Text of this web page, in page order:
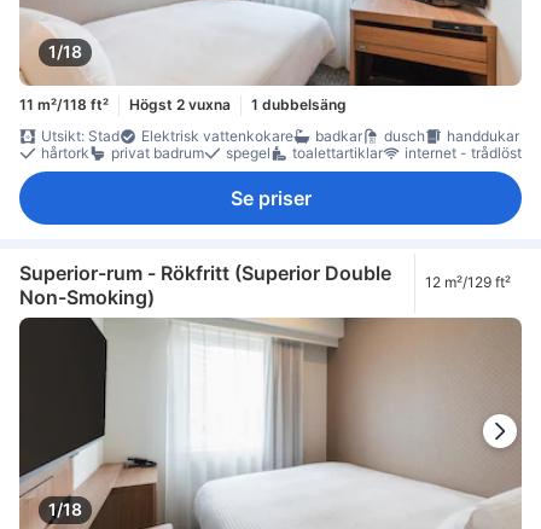
1/18
11 m²/118 ft² Högst 2 vuxna
1 dubbelsäng
Utsikt: Stad
Elektrisk vattenkokare badkar dusch
handdukar
hårtork
privat badrum spegel toalettartiklar internet - trådlöst
Se priser
Superior-rum - Rökfritt (Superior Double
Non-Smoking)
12 m²/129 ft²
1/18